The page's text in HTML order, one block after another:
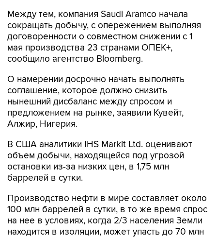
Между тем, компания Saudi Aramco начала
сокращать добычу, с опережением выполняя
договоренности о совместном снижении с 1
мая производства 23 странами ОПЕК+,
сообщило агентство Bloomberg.
О намерении досрочно начать выполнять
соглашение, которое должно снизить
нынешний дисбаланс между спросом и
предложением на рынке, заявили Кувейт,
Алжир, Нигерия.
В США аналитики IHS Markit Ltd. оценивают
объем добычи, находящейся под угрозой
остановки из-за низких цен, в 1,75 млн
баррелей в сутки.
Производство нефти в мире составляет около
100 млн баррелей в сутки, в то же время спрос
на нее в условиях, когда 2/3 населения Земли
находится в изоляции, может упасть до 70 млн